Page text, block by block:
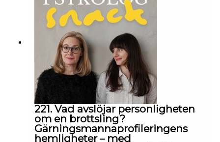
skuggsyskon möter, men också om kärlek,
lojalitet och styrkan i syskonrelationer.
221. Vad avslöjar personligheten
om en brottsling?
Gärningsmannaprofileringens
hemligheter – med